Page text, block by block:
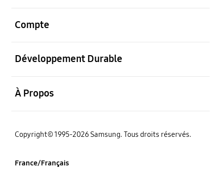
Compte
Développement Durable
À Propos
‌Copyright© 1995-2026 Samsung. Tous droits réservés.
France/Français